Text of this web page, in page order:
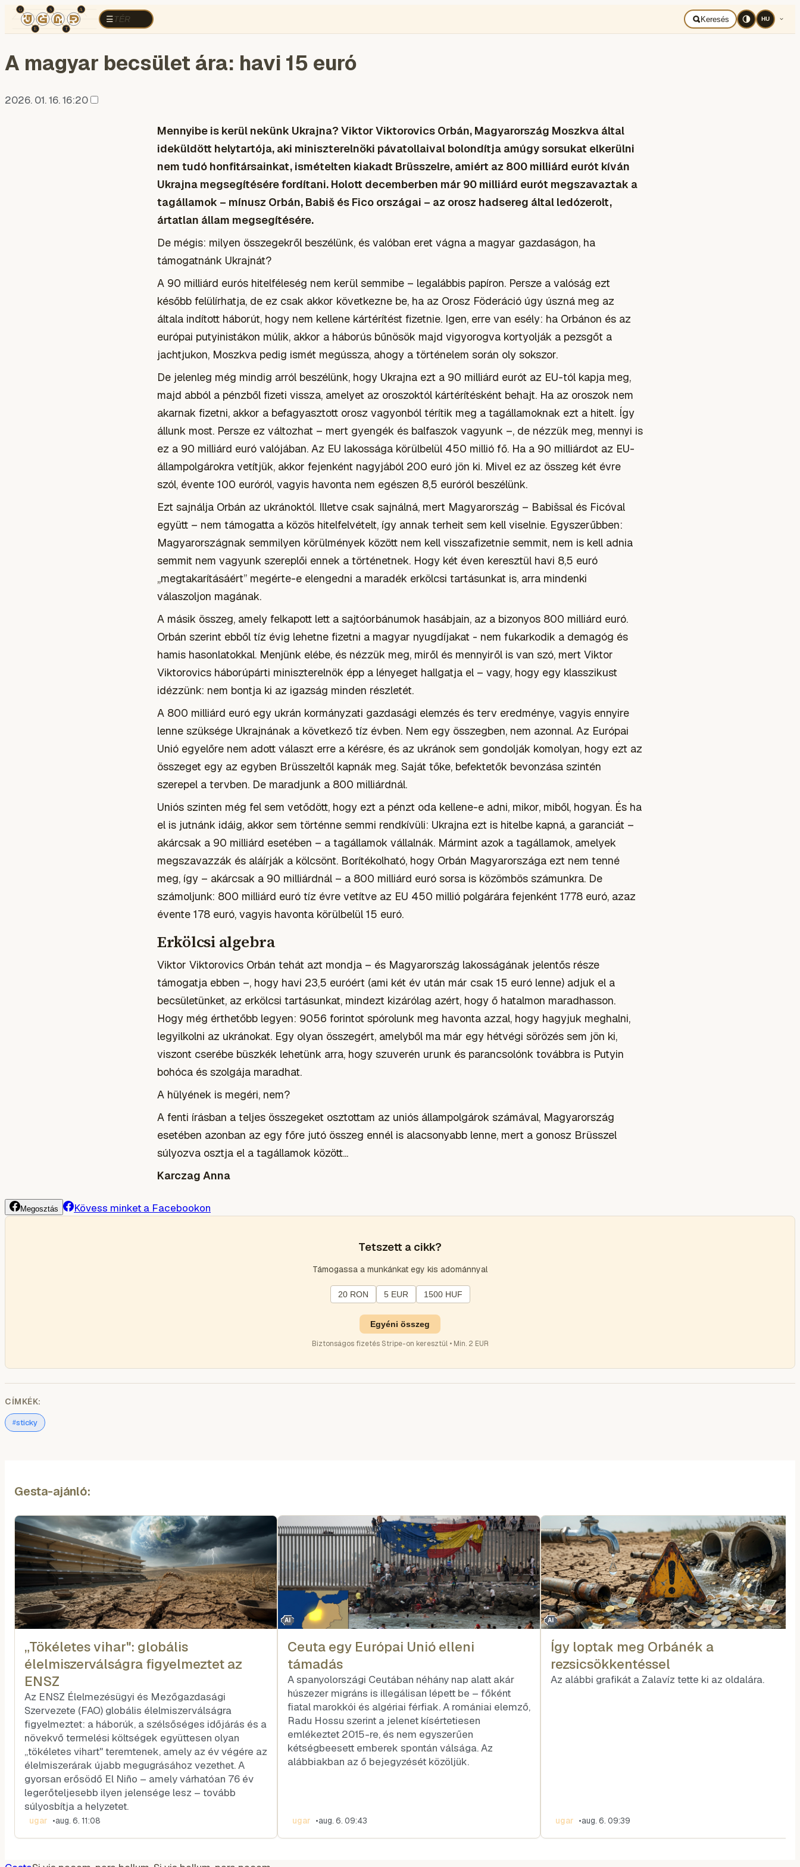
☰TÉR
TÉRELEMZÉS Keresés HU
A magyar becsület ára: havi 15 euró
2026. 01. 16. 16:20
Mennyibe is kerül nekünk Ukrajna? Viktor Viktorovics Orbán, Magyarország Moszkva által
ideküldött helytartója, aki miniszterelnöki pávatollaival bolondítja amúgy sorsukat elkerülni
nem tudó honfitársainkat, ismételten kiakadt Brüsszelre, amiért az 800 milliárd eurót kíván
Ukrajna megsegítésére fordítani. Holott decemberben már 90 milliárd eurót megszavaztak a
tagállamok – mínusz Orbán, Babiš és Fico országai – az orosz hadsereg által ledózerolt,
ártatlan állam megsegítésére.
De mégis: milyen összegekről beszélünk, és valóban eret vágna a magyar gazdaságon, ha
támogatnánk Ukrajnát?
A 90 milliárd eurós hitelféleség nem kerül semmibe – legalábbis papíron. Persze a valóság ezt
később felülírhatja, de ez csak akkor következne be, ha az Orosz Föderáció úgy úszná meg az
általa indított háborút, hogy nem kellene kártérítést fizetnie. Igen, erre van esély: ha Orbánon és az
európai putyinistákon múlik, akkor a háborús bűnösök majd vigyorogva kortyolják a pezsgőt a
jachtjukon, Moszkva pedig ismét megússza, ahogy a történelem során oly sokszor.
De jelenleg még mindig arról beszélünk, hogy Ukrajna ezt a 90 milliárd eurót az EU-tól kapja meg,
majd abból a pénzből fizeti vissza, amelyet az oroszoktól kártérítésként behajt. Ha az oroszok nem
akarnak fizetni, akkor a befagyasztott orosz vagyonból térítik meg a tagállamoknak ezt a hitelt. Így
állunk most. Persze ez változhat – mert gyengék és balfaszok vagyunk –, de nézzük meg, mennyi is
ez a 90 milliárd euró valójában. Az EU lakossága körülbelül 450 millió fő. Ha a 90 milliárdot az EU-
állampolgárokra vetítjük, akkor fejenként nagyjából 200 euró jön ki. Mivel ez az összeg két évre
szól, évente 100 euróról, vagyis havonta nem egészen 8,5 euróról beszélünk.
Ezt sajnálja Orbán az ukránoktól. Illetve csak sajnálná, mert Magyarország – Babišsal és Ficóval
együtt – nem támogatta a közös hitelfelvételt, így annak terheit sem kell viselnie. Egyszerűbben:
Magyarországnak semmilyen körülmények között nem kell visszafizetnie semmit, nem is kell adnia
semmit nem vagyunk szereplői ennek a történetnek. Hogy két éven keresztül havi 8,5 euró
„megtakarításáért” megérte-e elengedni a maradék erkölcsi tartásunkat is, arra mindenki
válaszoljon magának.
A másik összeg, amely felkapott lett a sajtóorbánumok hasábjain, az a bizonyos 800 milliárd euró.
Orbán szerint ebből tíz évig lehetne fizetni a magyar nyugdíjakat - nem fukarkodik a demagóg és
hamis hasonlatokkal. Menjünk elébe, és nézzük meg, miről és mennyiről is van szó, mert Viktor
Viktorovics háborúpárti miniszterelnök épp a lényeget hallgatja el – vagy, hogy egy klasszikust
idézzünk: nem bontja ki az igazság minden részletét.
A 800 milliárd euró egy ukrán kormányzati gazdasági elemzés és terv eredménye, vagyis ennyire
lenne szüksége Ukrajnának a következő tíz évben. Nem egy összegben, nem azonnal. Az Európai
Unió egyelőre nem adott választ erre a kérésre, és az ukránok sem gondolják komolyan, hogy ezt az
összeget egy az egyben Brüsszeltől kapnák meg. Saját tőke, befektetők bevonzása szintén
szerepel a tervben. De maradjunk a 800 milliárdnál.
Uniós szinten még fel sem vetődött, hogy ezt a pénzt oda kellene-e adni, mikor, miből, hogyan. És ha
el is jutnánk idáig, akkor sem történne semmi rendkívüli: Ukrajna ezt is hitelbe kapná, a garanciát –
akárcsak a 90 milliárd esetében – a tagállamok vállalnák. Mármint azok a tagállamok, amelyek
megszavazzák és aláírják a kölcsönt. Borítékolható, hogy Orbán Magyarországa ezt nem tenné
meg, így – akárcsak a 90 milliárdnál – a 800 milliárd euró sorsa is közömbös számunkra. De
számoljunk: 800 milliárd euró tíz évre vetítve az EU 450 millió polgárára fejenként 1778 euró, azaz
évente 178 euró, vagyis havonta körülbelül 15 euró.
Erkölcsi algebra
Viktor Viktorovics Orbán tehát azt mondja – és Magyarország lakosságának jelentős része
támogatja ebben –, hogy havi 23,5 euróért (ami két év után már csak 15 euró lenne) adjuk el a
becsületünket, az erkölcsi tartásunkat, mindezt kizárólag azért, hogy ő hatalmon maradhasson.
Hogy még érthetőbb legyen: 9056 forintot spórolunk meg havonta azzal, hogy hagyjuk meghalni,
legyilkolni az ukránokat. Egy olyan összegért, amelyből ma már egy hétvégi sörözés sem jön ki,
viszont cserébe büszkék lehetünk arra, hogy szuverén urunk és parancsolónk továbbra is Putyin
bohóca és szolgája maradhat.
A hülyének is megéri, nem?
A fenti írásban a teljes összegeket osztottam az uniós állampolgárok számával, Magyarország
esetében azonban az egy főre jutó összeg ennél is alacsonyabb lenne, mert a gonosz Brüsszel
súlyozva osztja el a tagállamok között...
Karczag Anna
Megosztás Kövess minket a Facebookon
Tetszett a cikk?
Támogassa a munkánkat egy kis adománnyal
20 RON 5 EUR 1500 HUF
Egyéni összeg
Biztonságos fizetés Stripe-on keresztül • Min. 2 EUR
CÍMKÉK:
#sticky
Gesta-ajánló:
„Tökéletes vihar": globális
élelmiszerválságra figyelmeztet az
ENSZ
Az ENSZ Élelmezésügyi és Mezőgazdasági
Szervezete (FAO) globális élelmiszerválságra
figyelmeztet: a háborúk, a szélsőséges időjárás és a
növekvő termelési költségek együttesen olyan
„tökéletes vihart" teremtenek, amely az év végére az
élelmiszerárak újabb megugrásához vezethet. A
gyorsan erősödő El Niño – amely várhatóan 76 év
legerőteljesebb ilyen jelensége lesz – tovább
súlyosbítja a helyzetet.
ugar •aug. 6. 11:08
AI
Ceuta egy Európai Unió elleni
támadás
A spanyolországi Ceutában néhány nap alatt akár
húszezer migráns is illegálisan lépett be – főként
fiatal marokkói és algériai férfiak. A romániai elemző,
Radu Hossu szerint a jelenet kísértetiesen
emlékeztet 2015-re, és nem egyszerűen
kétségbeesett emberek spontán válsága. Az
alábbiakban az ő bejegyzését közöljük.
ugar •aug. 6. 09:43
AI
Így loptak meg Orbánék a
rezsicsökkentéssel
Az alábbi grafikát a Zalavíz tette ki az oldalára.
ugar •aug. 6. 09:39